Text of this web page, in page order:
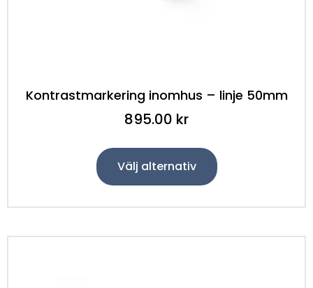
Kontrastmarkering inomhus – linje 50mm
895.00 kr
Välj alternativ